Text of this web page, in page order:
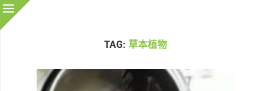
TAG: 草本植物